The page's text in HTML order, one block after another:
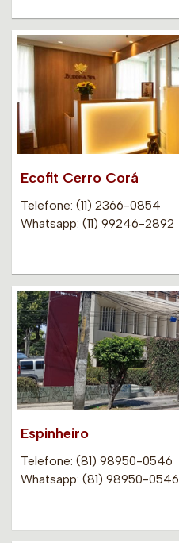
Ecofit Cerro Corá
Telefone: (11) 2366-0854
Whatsapp: (11) 99246-2892
Espinheiro
Telefone: (81) 98950-0546
Whatsapp: (81) 98950-0546